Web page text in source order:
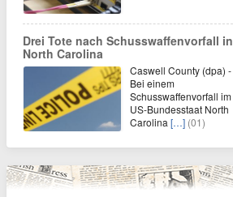
Drei Tote nach Schusswaffenvorfall in
North Carolina
Caswell County (dpa) -
Bei einem
Schusswaffenvorfall im
US-Bundesstaat North
Carolina […] (01)